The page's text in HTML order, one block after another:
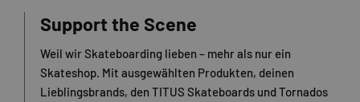
Support the Scene
Weil wir Skateboarding lieben – mehr als nur ein
Skateshop. Mit ausgewählten Produkten, deinen
Lieblingsbrands, den TITUS Skateboards und Tornados